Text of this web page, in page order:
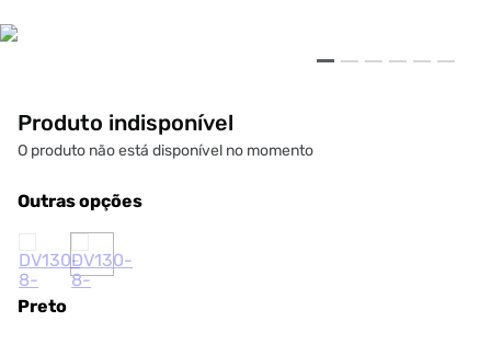
Produto indisponível
O produto não está disponível no momento
Outras opções
Preto